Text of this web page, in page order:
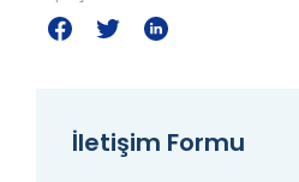
İletişim Formu